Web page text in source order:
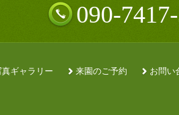
090-
真ギャラリー 来園のご予約 お問い